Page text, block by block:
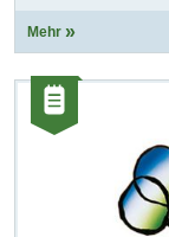
Mehr
Kategorie:
Artikel